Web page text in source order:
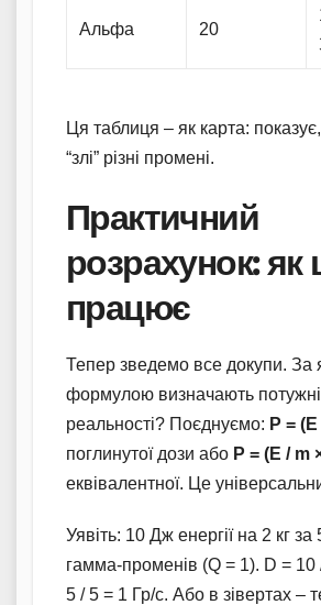
Альфа 20
Ця таблиця – як карта: показує,
“злі” різні промені.
Практичний
розрахунок: як
працює
Тепер зведемо все докупи. За
формулою визначають
реальності? Поєднуємо: P =
поглинутої дози або P = (E / m
еквівалентної. Це
Уявіть: 10 Дж енергії на 2 кг за
гамма-променів (Q = 1). D = 10
5 / 5 = 1 Гр/с. Або в зівертах –